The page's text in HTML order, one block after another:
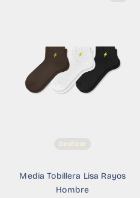
Deslizar
Media Tobillera Lisa Rayos
Hombre